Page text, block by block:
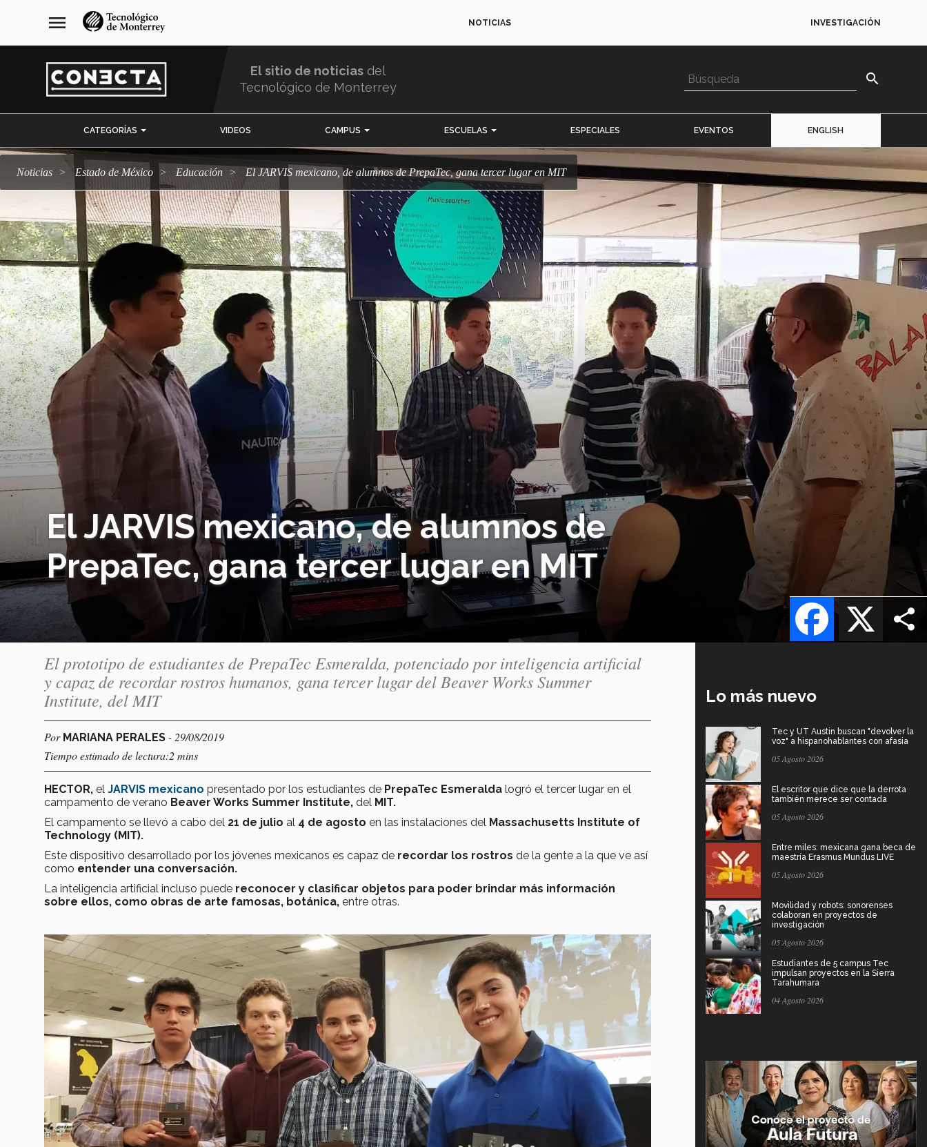
navegación
principal
menu NOTICIAS INVESTIGACIÓN
El sitio de noticias del
Tecnológico de Monterrey
search
CATEGORÍAS VIDEOS CAMPUS ESCUELAS ESPECIALES EVENTOS ENGLISH
Noticias Estado de México Educación El JARVIS mexicano, de alumnos de PrepaTec, gana tercer lugar en MIT
El JARVIS mexicano, de alumnos de
PrepaTec, gana tercer lugar en MIT
X
Facebook
El prototipo de estudiantes de PrepaTec Esmeralda, potenciado por inteligencia artificial
y capaz de recordar rostros humanos, gana tercer lugar del Beaver Works Summer
Institute, del MIT
Por MARIANA PERALES - 29/08/2019
Tiempo estimado de lectura:2 mins
HECTOR, el JARVIS mexicano presentado por los estudiantes de PrepaTec Esmeralda logró el tercer lugar en el
campamento de verano Beaver Works Summer Institute, del MIT.
El campamento se llevó a cabo del 21 de julio al 4 de agosto en las instalaciones del Massachusetts Institute of
Technology (MIT).
Este dispositivo desarrollado por los jóvenes mexicanos es capaz de recordar los rostros de la gente a la que ve así
como entender una conversación.
La inteligencia artificial incluso puede reconocer y clasificar objetos para poder brindar más información
sobre ellos, como obras de arte famosas, botánica, entre otras.
Lo más nuevo
Tec y UT Austin buscan "devolver la
voz" a hispanohablantes con afasia
05 Agosto 2026
El escritor que dice que la derrota
también merece ser contada
05 Agosto 2026
Entre miles: mexicana gana beca de
maestría Erasmus Mundus LIVE
05 Agosto 2026
Movilidad y robots: sonorenses
colaboran en proyectos de
investigación
05 Agosto 2026
Estudiantes de 5 campus Tec
impulsan proyectos en la Sierra
Tarahumara
04 Agosto 2026